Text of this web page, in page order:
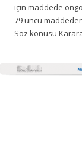
için maddede
79 uncu
Söz konusu